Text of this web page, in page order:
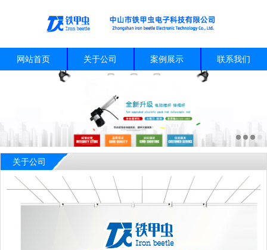
网站首页 关于公司 案例展示 联系我们
关于公司